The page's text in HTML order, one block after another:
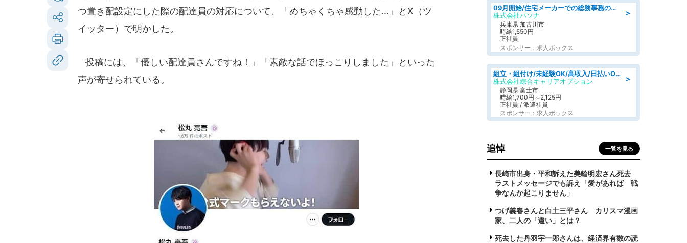
つ置き配設定にした際の配達員の対応について、「めちゃくちゃ感動した...」とX（ツ
イッター）で明かした。
投稿には、「優しい配達員さんですね！」「素敵な話でほっこりしました」といった
声が寄せられている。
＞
09月開始/住宅メーカーでの総務事務のお仕事/駅近/車通勤可/一般事務/人事労務
株式会社パソナ
兵庫県 加古川市
時給1,550円
正社員
スポンサー：求人ボックス
＞
組立・組付け/未経験OK/高収入/日払いOK/交替制/20・30・40代活躍中
株式会社綜合キャリアオプション
静岡県 富士市
時給1,700円～2,125円
正社員 / 派遣社員
スポンサー：求人ボックス
追悼 一覧を見る
長崎市出身・平和訴えた美輪明宏さん死去
ラストメッセージでも訴え「愛があれば 戦
争なんか起こりません」
つげ義春さんと白土三平さん カリスマ漫画
家、二人の「違い」とは？
死去した丹羽宇一郎さんは、経済界有数の読